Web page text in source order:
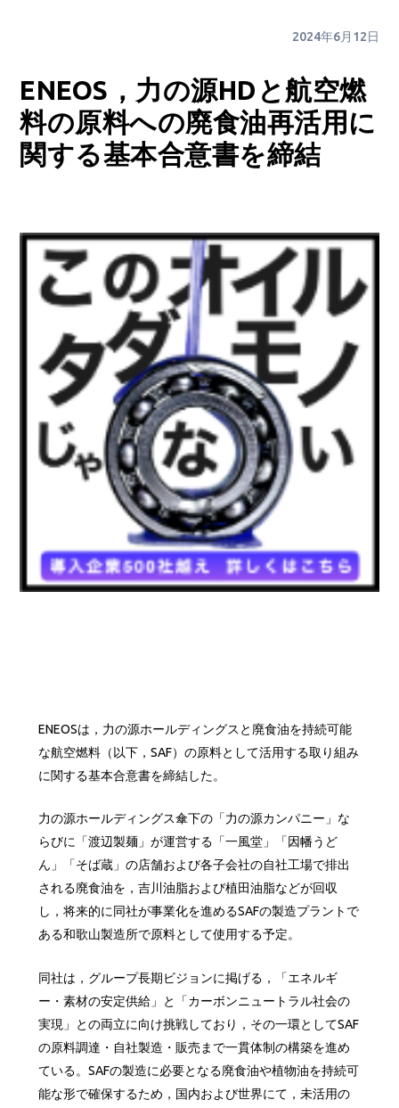
2024年6月12日
ENEOS，力の源HDと航空燃
料の原料への廃食油再活用に
関する基本合意書を締結
ENEOSは，力の源ホールディングスと廃食油を持続可能
な航空燃料（以下，SAF）の原料として活用する取り組み
に関する基本合意書を締結した。
力の源ホールディングス傘下の「力の源カンパニー」な
らびに「渡辺製麺」が運営する「一風堂」「因幡うど
ん」「そば蔵」の店舗および各子会社の自社工場で排出
される廃食油を，吉川油脂および植田油脂などが回収
し，将来的に同社が事業化を進めるSAFの製造プラントで
ある和歌山製造所で原料として使用する予定。
同社は，グループ長期ビジョンに掲げる，「エネルギ
ー・素材の安定供給」と「カーボンニュートラル社会の
実現」との両立に向け挑戦しており，その一環としてSAF
の原料調達・自社製造・販売まで一貫体制の構築を進め
ている。SAFの製造に必要となる廃食油や植物油を持続可
能な形で確保するため，国内および世界にて，未活用の